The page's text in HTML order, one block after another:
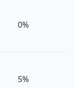
0%
5%